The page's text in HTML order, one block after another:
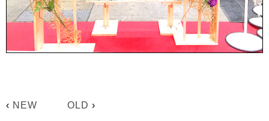
‹ NEW OLD ›